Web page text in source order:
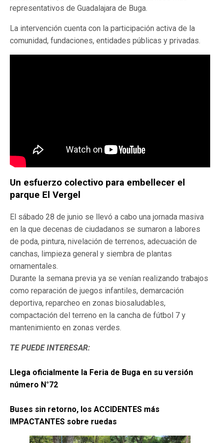
representativos de Guadalajara de Buga.
La intervención cuenta con la participación activa de la
comunidad, fundaciones, entidades públicas y privadas.
Un esfuerzo colectivo para embellecer el
parque El Vergel
El sábado 28 de junio se llevó a cabo una jornada masiva
en la que decenas de ciudadanos se sumaron a labores
de poda, pintura, nivelación de terrenos, adecuación de
canchas, limpieza general y siembra de plantas
ornamentales.
Durante la semana previa ya se venían realizando trabajos
como reparación de juegos infantiles, demarcación
deportiva, reparcheo en zonas biosaludables,
compactación del terreno en la cancha de fútbol 7 y
mantenimiento en zonas verdes.
TE PUEDE INTERESAR:
Llega oficialmente la Feria de Buga en su versión
número N°72
Buses sin retorno, los ACCIDENTES más
IMPACTANTES sobre ruedas